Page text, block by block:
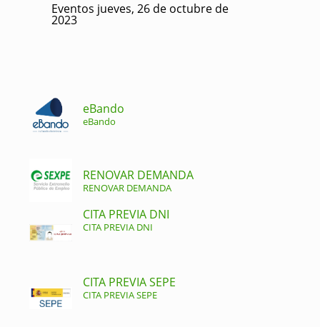
Eventos jueves, 26 de octubre de
2023
eBando
eBando
RENOVAR DEMANDA
RENOVAR DEMANDA
CITA PREVIA DNI
CITA PREVIA DNI
CITA PREVIA SEPE
CITA PREVIA SEPE